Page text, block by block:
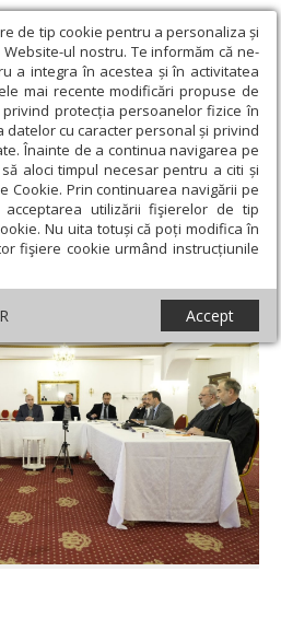
de tip cookie pentru a personaliza și
ul nostru. Te informăm că ne-
a integra în acestea și în activitatea
mai recente modificări propuse de
privind protecția persoanelor fizice în
datelor cu caracter personal și privind
Înainte de a continua navigarea pe
aloci timpul necesar pentru a citi și
Cookie. Prin continuarea navigării pe
utilizării fişierelor de tip
Nu uita totuși că poți modifica în
fişiere cookie urmând instrucțiunile
Accept
› Știri › Simpozion
Maxim Mărturisitorul
la Sibiu despre